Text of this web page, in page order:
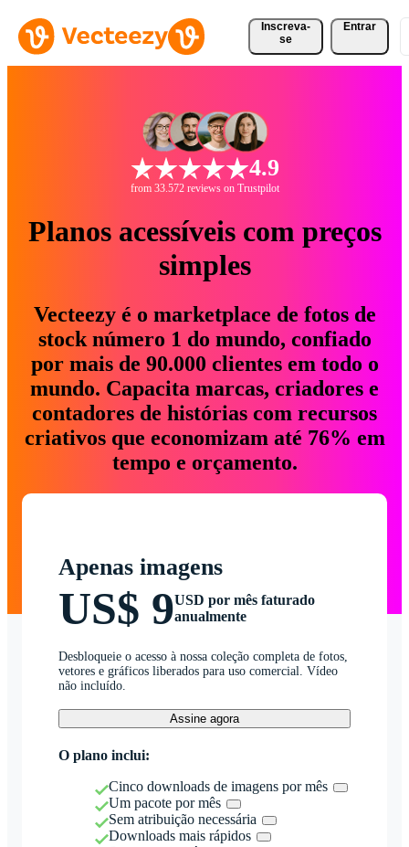
Inscreva-
se
Entrar
4.9
from 33.572 reviews on Trustpilot
Planos acessíveis com preços
simples
Vecteezy é o marketplace de fotos de
stock número 1 do mundo, confiado
por mais de 90.000 clientes em todo o
mundo. Capacita marcas, criadores e
contadores de histórias com recursos
criativos que economizam até 76% em
tempo e orçamento.
Apenas imagens
US$ 9USD por mês faturado
anualmente
Desbloqueie o acesso à nossa coleção completa de fotos,
vetores e gráficos liberados para uso comercial. Vídeo
não incluído.
Assine agora
O plano inclui:
Cinco downloads de imagens por mês
Um pacote por mês
Sem atribuição necessária
Downloads mais rápidos